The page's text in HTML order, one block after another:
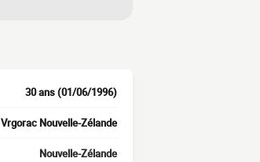
30 ans (01/06/1996)
Vrgorac Nouvelle-Zélande
Nouvelle-Zélande